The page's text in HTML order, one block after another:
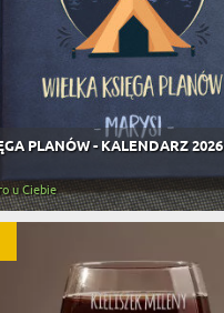
PLANÓW - KALENDARZ 2026
u Ciebie